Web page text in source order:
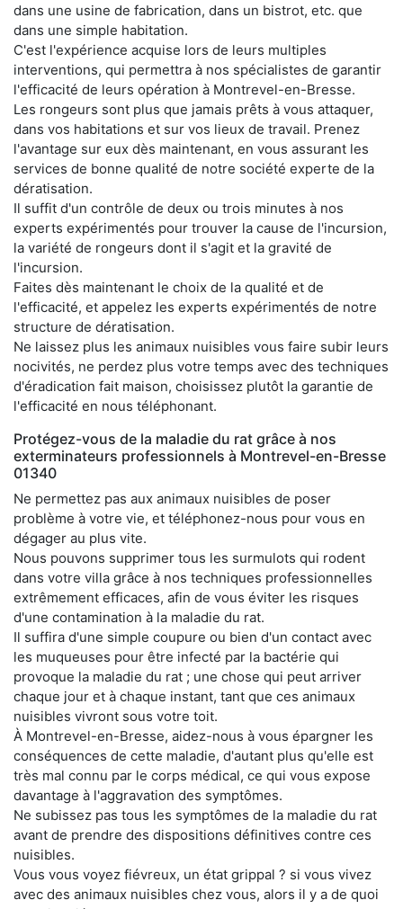
dans une usine de fabrication, dans un bistrot, etc. que
dans une simple habitation.
C'est l'expérience acquise lors de leurs multiples
interventions, qui permettra à nos spécialistes de garantir
l'efficacité de leurs opération à Montrevel-en-Bresse.
Les rongeurs sont plus que jamais prêts à vous attaquer,
dans vos habitations et sur vos lieux de travail. Prenez
l'avantage sur eux dès maintenant, en vous assurant les
services de bonne qualité de notre société experte de la
dératisation.
Il suffit d'un contrôle de deux ou trois minutes à nos
experts expérimentés pour trouver la cause de l'incursion,
la variété de rongeurs dont il s'agit et la gravité de
l'incursion.
Faites dès maintenant le choix de la qualité et de
l'efficacité, et appelez les experts expérimentés de notre
structure de dératisation.
Ne laissez plus les animaux nuisibles vous faire subir leurs
nocivités, ne perdez plus votre temps avec des techniques
d'éradication fait maison, choisissez plutôt la garantie de
l'efficacité en nous téléphonant.
Protégez-vous de la maladie du rat grâce à nos
exterminateurs professionnels à Montrevel-en-Bresse
01340
Ne permettez pas aux animaux nuisibles de poser
problème à votre vie, et téléphonez-nous pour vous en
dégager au plus vite.
Nous pouvons supprimer tous les surmulots qui rodent
dans votre villa grâce à nos techniques professionnelles
extrêmement efficaces, afin de vous éviter les risques
d'une contamination à la maladie du rat.
Il suffira d'une simple coupure ou bien d'un contact avec
les muqueuses pour être infecté par la bactérie qui
provoque la maladie du rat ; une chose qui peut arriver
chaque jour et à chaque instant, tant que ces animaux
nuisibles vivront sous votre toit.
À Montrevel-en-Bresse, aidez-nous à vous épargner les
conséquences de cette maladie, d'autant plus qu'elle est
très mal connu par le corps médical, ce qui vous expose
davantage à l'aggravation des symptômes.
Ne subissez pas tous les symptômes de la maladie du rat
avant de prendre des dispositions définitives contre ces
nuisibles.
Vous vous voyez fiévreux, un état grippal ? si vous vivez
avec des animaux nuisibles chez vous, alors il y a de quoi